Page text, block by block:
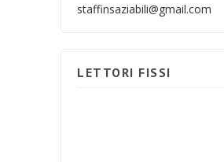
staffinsaziabili@gmail.com
LETTORI FISSI